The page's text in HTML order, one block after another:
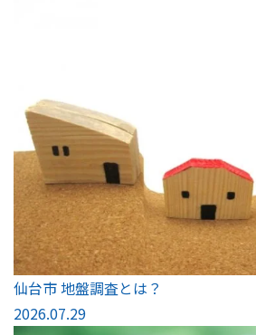
仙台市 地盤調査とは？
2026.07.29